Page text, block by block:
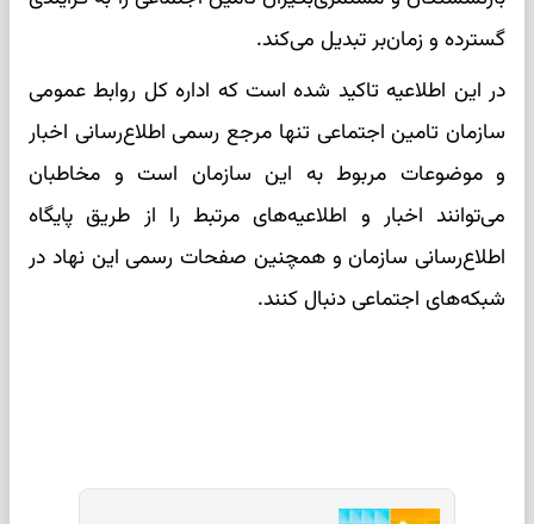
گسترده و زمان‌بر تبدیل می‌کند.
در این اطلاعیه تاکید شده است که اداره کل روابط عمومی
سازمان تامین اجتماعی تنها مرجع رسمی اطلاع‌رسانی اخبار
و موضوعات مربوط به این سازمان است و مخاطبان
می‌توانند اخبار و اطلاعیه‌های مرتبط را از طریق پایگاه
اطلاع‌رسانی سازمان و همچنین صفحات رسمی این نهاد در
شبکه‌های اجتماعی دنبال کنند.